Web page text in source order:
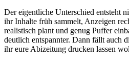
Der eigentliche Unterschied entsteht
ihr Inhalte früh sammelt, Anzeigen
realistisch plant und genug Puffer
deutlich entspannter. Dann fällt auch
ihr eure Abizeitung drucken lassen